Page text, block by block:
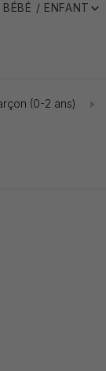
BÉBÉ / ENFANT
(0-2 ans)